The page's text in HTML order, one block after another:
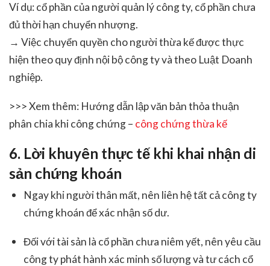
Ví dụ: cổ phần của người quản lý công ty, cổ phần chưa
đủ thời hạn chuyển nhượng.
→ Việc chuyển quyền cho người thừa kế được thực
hiện theo quy định nội bộ công ty và theo Luật Doanh
nghiệp.
>>> Xem thêm: Hướng dẫn lập văn bản thỏa thuận
phân chia khi công chứng – công chứng thừa kế
6. Lời khuyên thực tế khi khai nhận di
sản chứng khoán
Ngay khi người thân mất, nên liên hệ tất cả công ty
chứng khoán để xác nhận số dư.
Đối với tài sản là cổ phần chưa niêm yết, nên yêu cầu
công ty phát hành xác minh số lượng và tư cách cổ